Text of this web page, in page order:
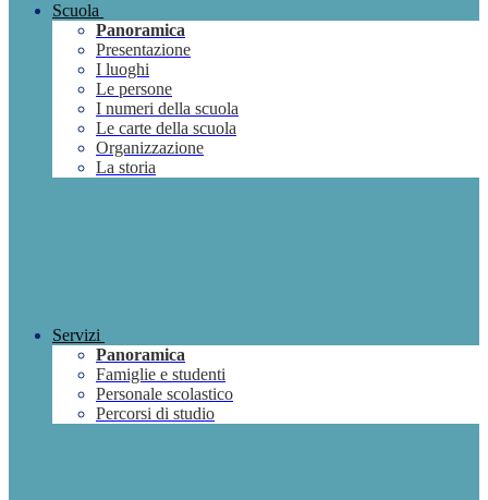
Scuola
Panoramica
Presentazione
I luoghi
Le persone
I numeri della scuola
Le carte della scuola
Organizzazione
La storia
Servizi
Panoramica
Famiglie e studenti
Personale scolastico
Percorsi di studio